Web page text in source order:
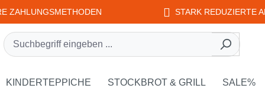
ZAHLUNGSMETHODEN STARK REDUZIERTE
EDUPLAY
der Kategorie WEPLAY
KINDERTEPPICHE STOCKBROT & GRILL SALE%